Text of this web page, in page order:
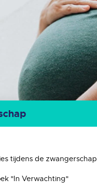
tijdens de zwangerschap
"In Verwachting"